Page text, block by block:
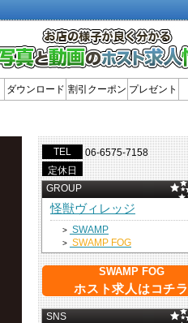
ダウンロード 割引クーポン プレゼント
TEL
06-6575-7158
定休日
GROUP
怪獣ヴィレッジ
> SWAMP
> SWAMP FOG
SWAMP FOG
ホスト求人はコチラ
SNS